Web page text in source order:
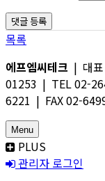
목록
에프엠씨테크 | 대
01253 | TEL 02-
6221 | FAX 02-
Menu
PLUS
관리자 로그인